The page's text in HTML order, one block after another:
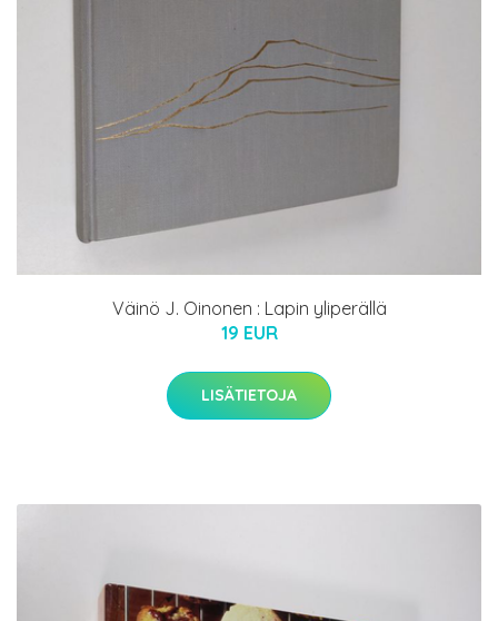
Väinö J. Oinonen : Lapin yliperällä
19 EUR
LISÄTIETOJA